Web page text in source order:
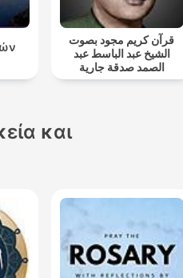
قرآن كريم مجود بصوت
الشيخ عبد الباسط عبد
الصمد صدقة جارية
και